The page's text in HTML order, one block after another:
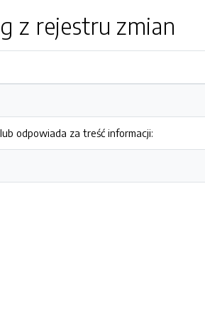
z rejestru zmian
odpowiada za treść informacji: